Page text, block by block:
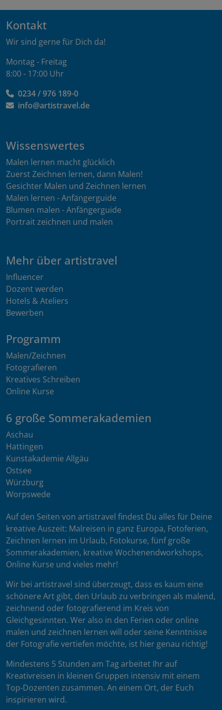
Kontakt
Wir sind gerne für Dich da!
Montag - Freitag
8:00 - 17:00 Uhr
0234 / 976 189-0
info@artistravel.de
Wissenswertes
Malen lernen macht glücklich
Zuerst Zeichnen lernen, dann Malen!
Gesichter Malen und Zeichnen lernen
Malen lernen - Anfängerguide
Blumen malen - Anfängerguide
Portrait zeichnen und malen
Mehr über artistravel
Influencer
Dozent werden
Hotels & Ateliers
Bewerben
Programm
Malen/Zeichnen
Fotografieren
Kreatives Schreiben
Online Kurse
6 große Sommerakademien
Aschau
Hattingen
Kunstakademie Allgäu
Ostsee
Würzburg
Worpswede
Auf den Seiten von artistravel findest Du alles für Deine
kreative Auszeit: Malreisen in ganz Europa, Fotoferien,
Zeichnen lernen im Urlaub, Fotokurse, fünf große
Sommerakademien, kreative Wochenendworkshops,
Online Kurse und vieles mehr!
Wir bei artistravel sind überzeugt, dass es kaum eine
schönere Art gibt, den Urlaub zu verbringen als malend,
zeichnend oder fotografierend im Kreis von
Gleichgesinnten. Wer also in den Ferien oder online
malen und zeichnen lernen will oder seine Kenntnisse
der Fotografie vertiefen möchte, ist hier genau richtig!
Mindestens 5 Stunden am Tag arbeitet Ihr auf
Kreativreisen in kleinen Gruppen intensiv mit einem
Top-Dozenten zusammen. An einem Ort, der Euch
inspirieren wird.